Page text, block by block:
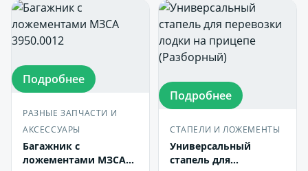
Подробнее
РАЗНЫЕ ЗАПЧАСТИ И
АКСЕССУАРЫ
Багажник с
ложементами МЗСА
Подробнее
СТАПЕЛИ И ЛОЖЕМЕНТЫ
Универсальный
стапель для